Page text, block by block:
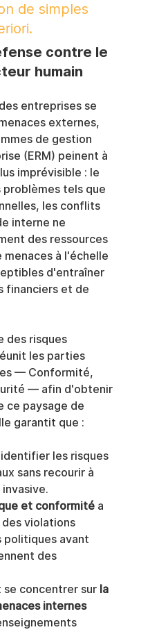
de simples
contre le
humain
entreprises se
externes,
de gestion
(ERM) peinent à
imprévisible : le
problèmes tels que
les conflits
interne ne
des ressources
menaces à l'échelle
d'entraîner
financiers et de
des risques
les parties
— Conformité,
— afin d'obtenir
ce paysage de
garantit que :
les risques
sans recourir à
et conformité a
violations
avant
des
concentrer sur la
internes